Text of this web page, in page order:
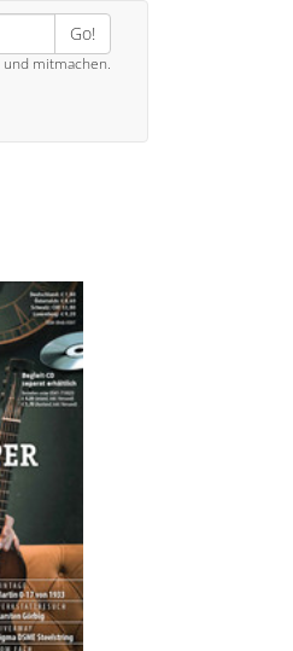
Go!
und mitmachen.